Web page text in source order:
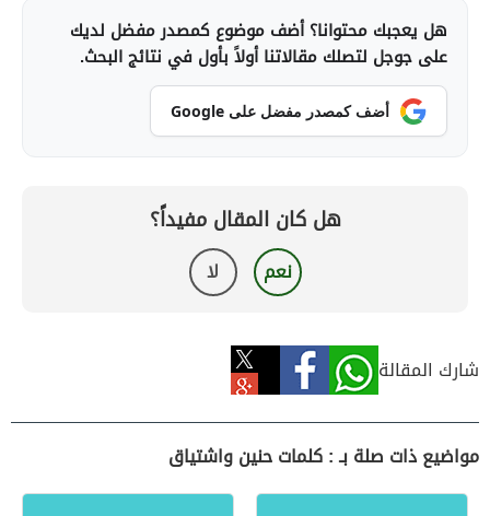
هل يعجبك محتوانا؟ أضف موضوع كمصدر مفضل لديك
على جوجل لتصلك مقالاتنا أولاً بأول في نتائج البحث.
أضف كمصدر مفضل على Google
هل كان المقال مفيداً؟
نعم لا
شارك المقالة
مواضيع ذات صلة بـ : كلمات حنين واشتياق